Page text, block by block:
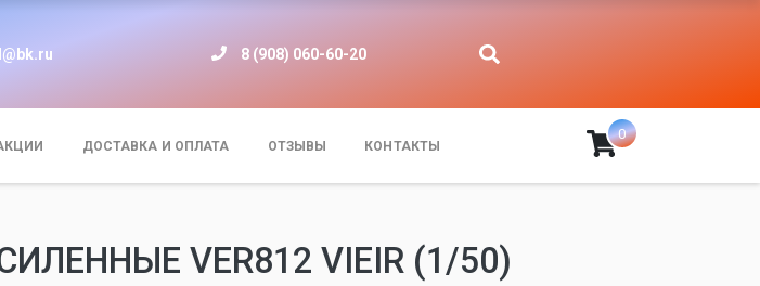
8 (908) 060-60-20
ДОСТАВКА И ОПЛАТА ОТЗЫВЫ КОНТАКТЫ
0
VER812 VIEIR (1/50)